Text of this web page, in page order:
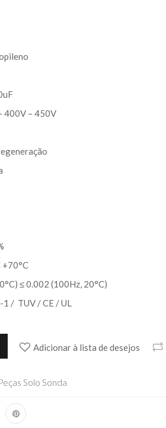
400V – 450V
+70°C
≤ 0.002 (100Hz, 20°C)
1 / TUV / CE / UL
Adicionar à lista de desejos
Solo Sonda